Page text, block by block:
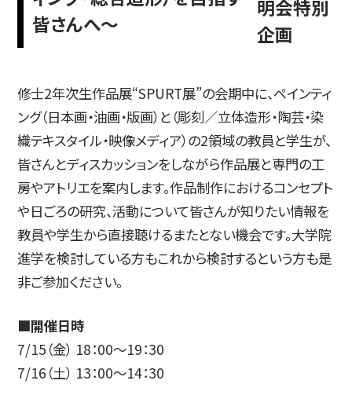
高校生・受験生の方 在学生の方
卒業生の方 企業の方
入試情報
日本
简体字 繁体字
皆さんへ～
明会特別
企画
修士2年次生作品展“SPURT展”の会期中に、ペインティ
ング（日本画・油画・版画）と（彫刻／立体造形・陶芸・染
織テキスタイル・映像メディア）の2領域の教員と学生が、
皆さんとディスカッションをしながら作品展と専門の工
房やアトリエを案内します。作品制作におけるコンセプト
や日ごろの研究、活動について皆さんが知りたい情報を
教員や学生から直接聴けるまたとない機会です。大学院
進学を検討している方もこれから検討するという方も是
非ご参加ください。
■開催日時
7/15（金） 18：00～19：30
7/16（土） 13：00～14：30